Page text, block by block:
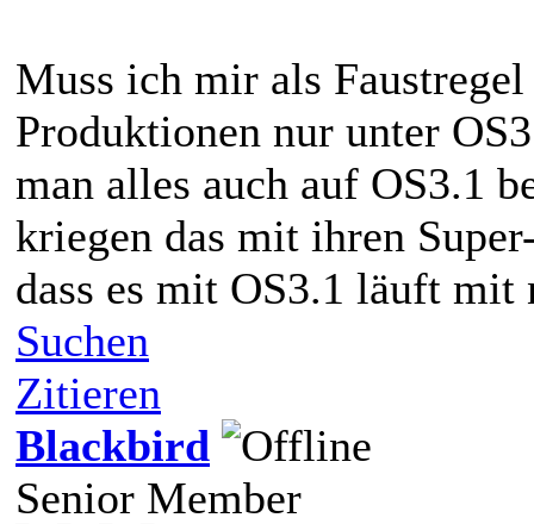
Muss ich mir als
Produktionen nur unter
man alles auch auf OS3.1
kriegen das mit ihren
dass es mit OS3.1 läuft mit
Suchen
Zitieren
Blackbird
Senior Member